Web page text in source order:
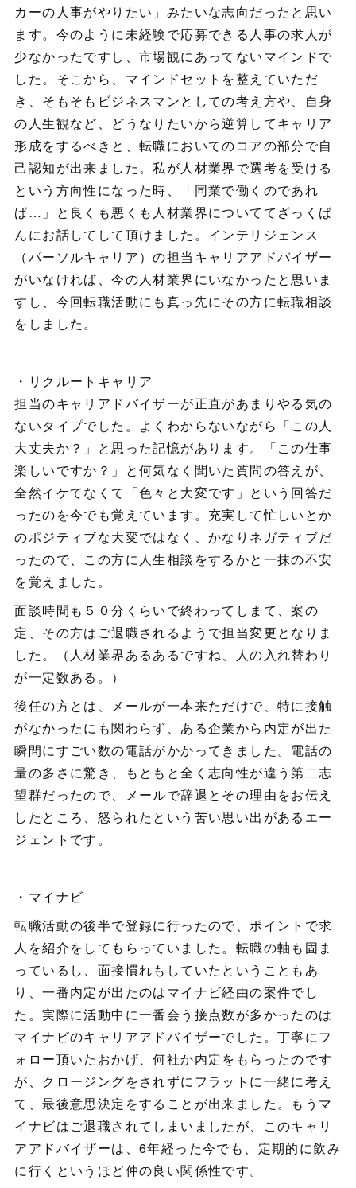
カーの人事がやりたい」みたいな志向だったと思い
ます。今のように未経験で応募できる人事の求人が
少なかったですし、市場観にあってないマインドで
した。そこから、マインドセットを整えていただ
き、そもそもビジネスマンとしての考え方や、自身
の人生観など、どうなりたいから逆算してキャリア
形成をするべきと、転職においてのコアの部分で自
己認知が出来ました。私が人材業界で選考を受ける
という方向性になった時、「同業で働くのであれ
ば…」と良くも悪くも人材業界についててざっくば
んにお話してして頂けました。インテリジェンス
（パーソルキャリア）の担当キャリアアドバイザー
がいなければ、今の人材業界にいなかったと思いま
すし、今回転職活動にも真っ先にその方に転職相談
をしました。
・リクルートキャリア
担当のキャリアドバイザーが正直があまりやる気の
ないタイプでした。よくわからないながら「この人
大丈夫か？」と思った記憶があります。「この仕事
楽しいですか？」と何気なく聞いた質問の答えが、
全然イケてなくて「色々と大変です」という回答だ
ったのを今でも覚えています。充実して忙しいとか
のポジティブな大変ではなく、かなりネガティブだ
ったので、この方に人生相談をするかと一抹の不安
を覚えました。
面談時間も５０分くらいで終わってしまて、案の
定、その方はご退職されるようで担当変更となりま
した。（人材業界あるあるですね、人の入れ替わり
が一定数ある。）
後任の方とは、メールが一本来ただけで、特に接触
がなかったにも関わらず、ある企業から内定が出た
瞬間にすごい数の電話がかかってきました。電話の
量の多さに驚き、もともと全く志向性が違う第二志
望群だったので、メールで辞退とその理由をお伝え
したところ、怒られたという苦い思い出があるエー
ジェントです。
・マイナビ
転職活動の後半で登録に行ったので、ポイントで求
人を紹介をしてもらっていました。転職の軸も固ま
っているし、面接慣れもしていたということもあ
り、一番内定が出たのはマイナビ経由の案件でし
た。実際に活動中に一番会う接点数が多かったのは
マイナビのキャリアアドバイザーでした。丁寧にフ
ォロー頂いたおかげ、何社か内定をもらったのです
が、クロージングをされずにフラットに一緒に考え
て、最後意思決定をすることが出来ました。もうマ
イナビはご退職されてしまいましたが、このキャリ
アアドバイザーは、6年経った今でも、定期的に飲み
に行くというほど仲の良い関係性です。